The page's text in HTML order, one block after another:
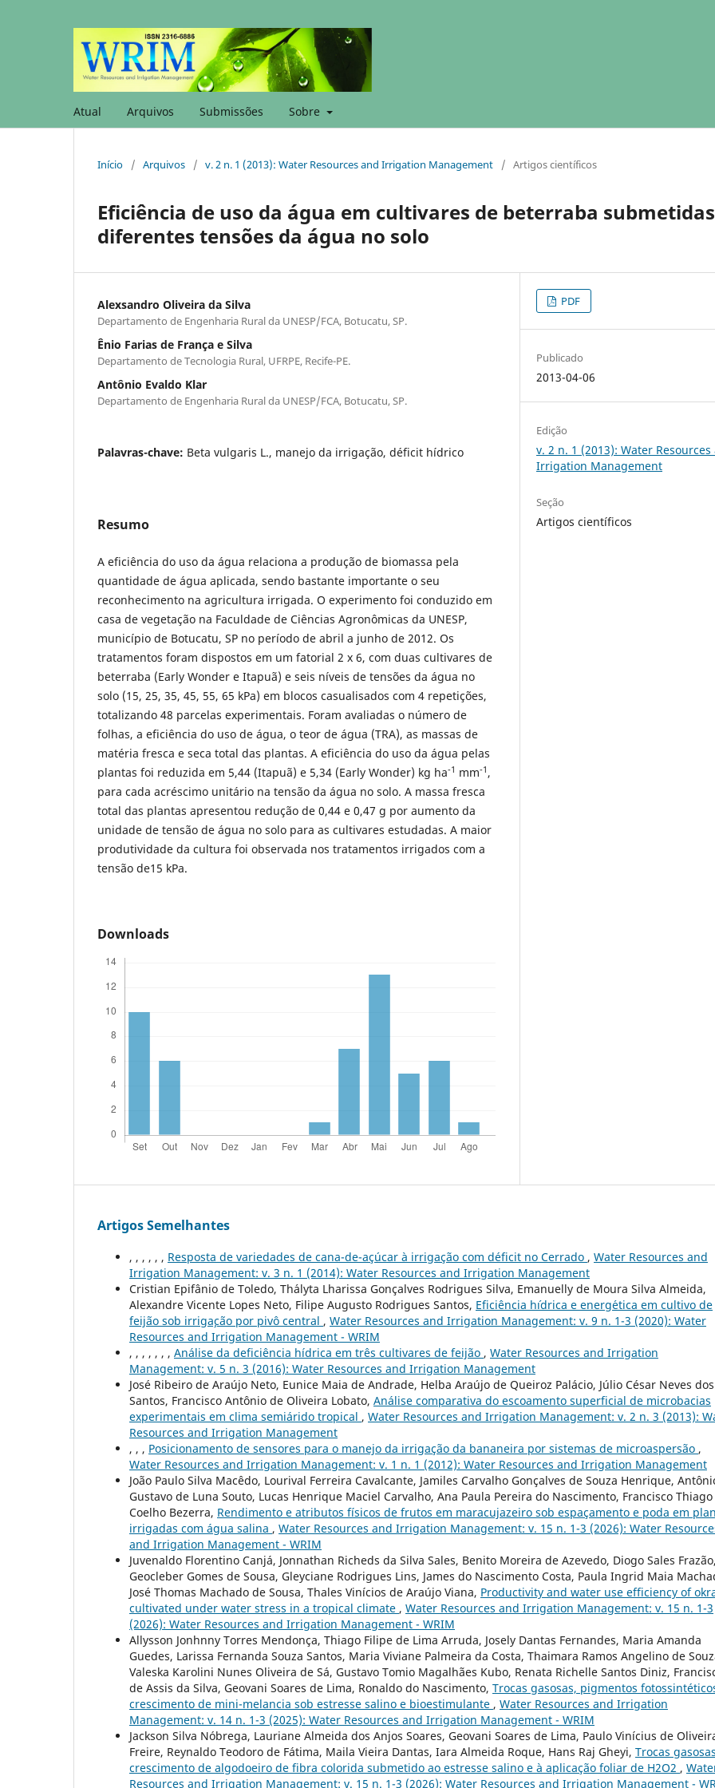
Atual Arquivos Submissões Sobre
Início / Arquivos / v. 2 n. 1 (2013): Water Resources and Irrigation Management / Artigos científicos
Eficiência de uso da água em cultivares de beterraba
diferentes tensões da água no solo
Alexsandro Oliveira da Silva
Departamento de Engenharia Rural da UNESP/FCA, Botucatu, SP.
Ênio Farias de França e Silva
Departamento de Tecnologia Rural, UFRPE, Recife-PE.
Antônio Evaldo Klar
Departamento de Engenharia Rural da UNESP/FCA, Botucatu, SP.
Palavras-chave: Beta vulgaris L., manejo da irrigação, déficit hídrico
Resumo
A eficiência do uso da água relaciona a produção de biomassa pela
quantidade de água aplicada, sendo bastante importante o seu
reconhecimento na agricultura irrigada. O experimento foi conduzido em
casa de vegetação na Faculdade de Ciências Agronômicas da UNESP,
município de Botucatu, SP no período de abril a junho de 2012. Os
tratamentos foram dispostos em um fatorial 2 x 6, com duas cultivares de
beterraba (Early Wonder e Itapuã) e seis níveis de tensões da água no
solo (15, 25, 35, 45, 55, 65 kPa) em blocos casualisados com 4 repetições,
totalizando 48 parcelas experimentais. Foram avaliadas o número de
folhas, a eficiência do uso de água, o teor de água (TRA), as massas de
matéria fresca e seca total das plantas. A eficiência do uso da água pelas
plantas foi reduzida em 5,44 (Itapuã) e 5,34 (Early Wonder) kg ha-1 mm-1 ,
para cada acréscimo unitário na tensão da água no solo. A massa fresca
total das plantas apresentou redução de 0,44 e 0,47 g por aumento da
unidade de tensão de água no solo para as cultivares estudadas. A maior
produtividade da cultura foi observada nos tratamentos irrigados com a
tensão de15 kPa.
Downloads
PDF
Publicado
2013-04-06
Edição
v. 2 n. 1 (2013): Water Resources
Irrigation Management
Seção
Artigos científicos
Artigos Semelhantes
, , , , , , Resposta de variedades de cana-de-açúcar à irrigação com déficit no Cerrado , Water Resources and
Irrigation Management: v. 3 n. 1 (2014): Water Resources and Irrigation Management
Cristian Epifânio de Toledo, Th´alyta Lharissa Gonçalves Rodrigues Silva, Emanuelly de Moura Silva Almeida,
Alexandre Vicente Lopes Neto, Filipe Augusto Rodrigues Santos, Eficiˆencia h´ıdrica e energ´etica em cultivo de
feij˜ao sob irriga¸c˜ao por pivˆo central , Water Resources and Irrigation Management: v. 9 n. 1-3 (2020): Water
Resources and Irrigation Management - WRIM
, , , , , , , Análise da deficiência hídrica em três cultivares de feijão , Water Resources and Irrigation
Management: v. 5 n. 3 (2016): Water Resources and Irrigation Management
José Ribeiro de Araújo Neto, Eunice Maia de Andrade, Helba Araújo de Queiroz Palácio, Júlio César Neves dos
Santos, Francisco Antônio de Oliveira Lobato, Análise comparativa do escoamento superficial de microbacias
experimentais em clima semiárido tropical , Water Resources and Irrigation Management: v. 2 n. 3 (2013):
Resources and Irrigation Management
, , , Posicionamento de sensores para o manejo da irrigação da bananeira por sistemas de microaspersão ,
Water Resources and Irrigation Management: v. 1 n. 1 (2012): Water Resources and Irrigation Management
João Paulo Silva Macêdo, Lourival Ferreira Cavalcante, Jamiles Carvalho Gonçalves de Souza Henrique,
Gustavo de Luna Souto, Lucas Henrique Maciel Carvalho, Ana Paula Pereira do Nascimento, Francisco Thiago
Coelho Bezerra, Rendimento e atributos físicos de frutos em maracujazeiro sob espaçamento e poda em
irrigadas com água salina , Water Resources and Irrigation Management: v. 15 n. 1-3 (2026): Water
and Irrigation Management - WRIM
Juvenaldo Florentino Canjá, Jonnathan Richeds da Silva Sales, Benito Moreira de Azevedo, Diogo Sales
Geocleber Gomes de Sousa, Gleyciane Rodrigues Lins, James do Nascimento Costa, Paula Ingrid Maia
José Thomas Machado de Sousa, Thales Vinícios de Araújo Viana, Productivity and water use efficiency of
cultivated under water stress in a tropical climate , Water Resources and Irrigation Management: v. 15 n. 1-3
(2026): Water Resources and Irrigation Management - WRIM
Allysson Jonhnny Torres Mendonça, Thiago Filipe de Lima Arruda, Josely Dantas Fernandes, Maria Amanda
Guedes, Larissa Fernanda Souza Santos, Maria Viviane Palmeira da Costa, Thaimara Ramos Angelino de
Valeska Karolini Nunes Oliveira de Sá, Gustavo Tomio Magalhães Kubo, Renata Richelle Santos Diniz,
de Assis da Silva, Geovani Soares de Lima, Ronaldo do Nascimento, Trocas gasosas, pigmentos
crescimento de mini-melancia sob estresse salino e bioestimulante , Water Resources and Irrigation
Management: v. 14 n. 1-3 (2025): Water Resources and Irrigation Management - WRIM
Jackson Silva Nóbrega, Lauriane Almeida dos Anjos Soares, Geovani Soares de Lima, Paulo Vinícius de
Freire, Reynaldo Teodoro de Fátima, Maila Vieira Dantas, Iara Almeida Roque, Hans Raj Gheyi, Trocas
crescimento de algodoeiro de fibra colorida submetido ao estresse salino e à aplicação foliar de H2O2 ,
Resources and Irrigation Management: v. 15 n. 1-3 (2026): Water Resources and Irrigation Management -